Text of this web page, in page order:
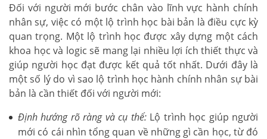
Đối với người mới bước chân vào lĩnh vực hành chính
nhân sự, việc có một lộ trình học bài bản là điều cực kỳ
quan trọng. Một lộ trình học được xây dựng một cách
khoa học và logic sẽ mang lại nhiều lợi ích thiết thực và
giúp người học đạt được kết quả tốt nhất. Dưới đây là
một số lý do vì sao lộ trình học hành chính nhân sự bài
bản là cần thiết đối với người mới:
Định hướng rõ ràng và cụ thể:Lộ trình học giúp người
mới có cái nhìn tổng quan về những gì cần học, từ đó